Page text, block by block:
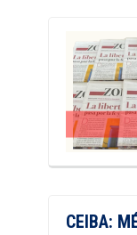
CEIBA: